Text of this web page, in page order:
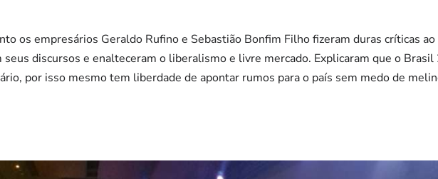
os empresários Geraldo Rufino e Sebastião Bonfim Filho fizeram duras críticas
discursos e enalteceram o liberalismo e livre mercado. Explicaram que o Brasil
por isso mesmo tem liberdade de apontar rumos para o país sem medo de